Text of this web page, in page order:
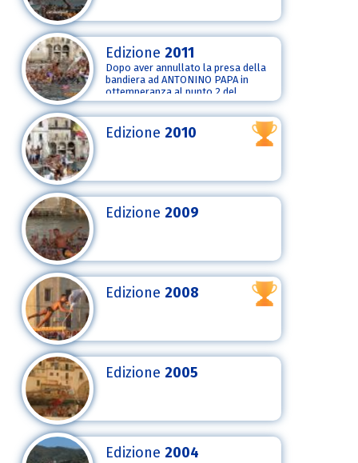
Edizione2011
Dopo aver annullato la presa della
bandiera ad ANTONINO PAPA in
ottemperanza al punto 2 del
regolamento.
Edizione2010
Edizione2009
Edizione2008
Edizione2005
Edizione2004